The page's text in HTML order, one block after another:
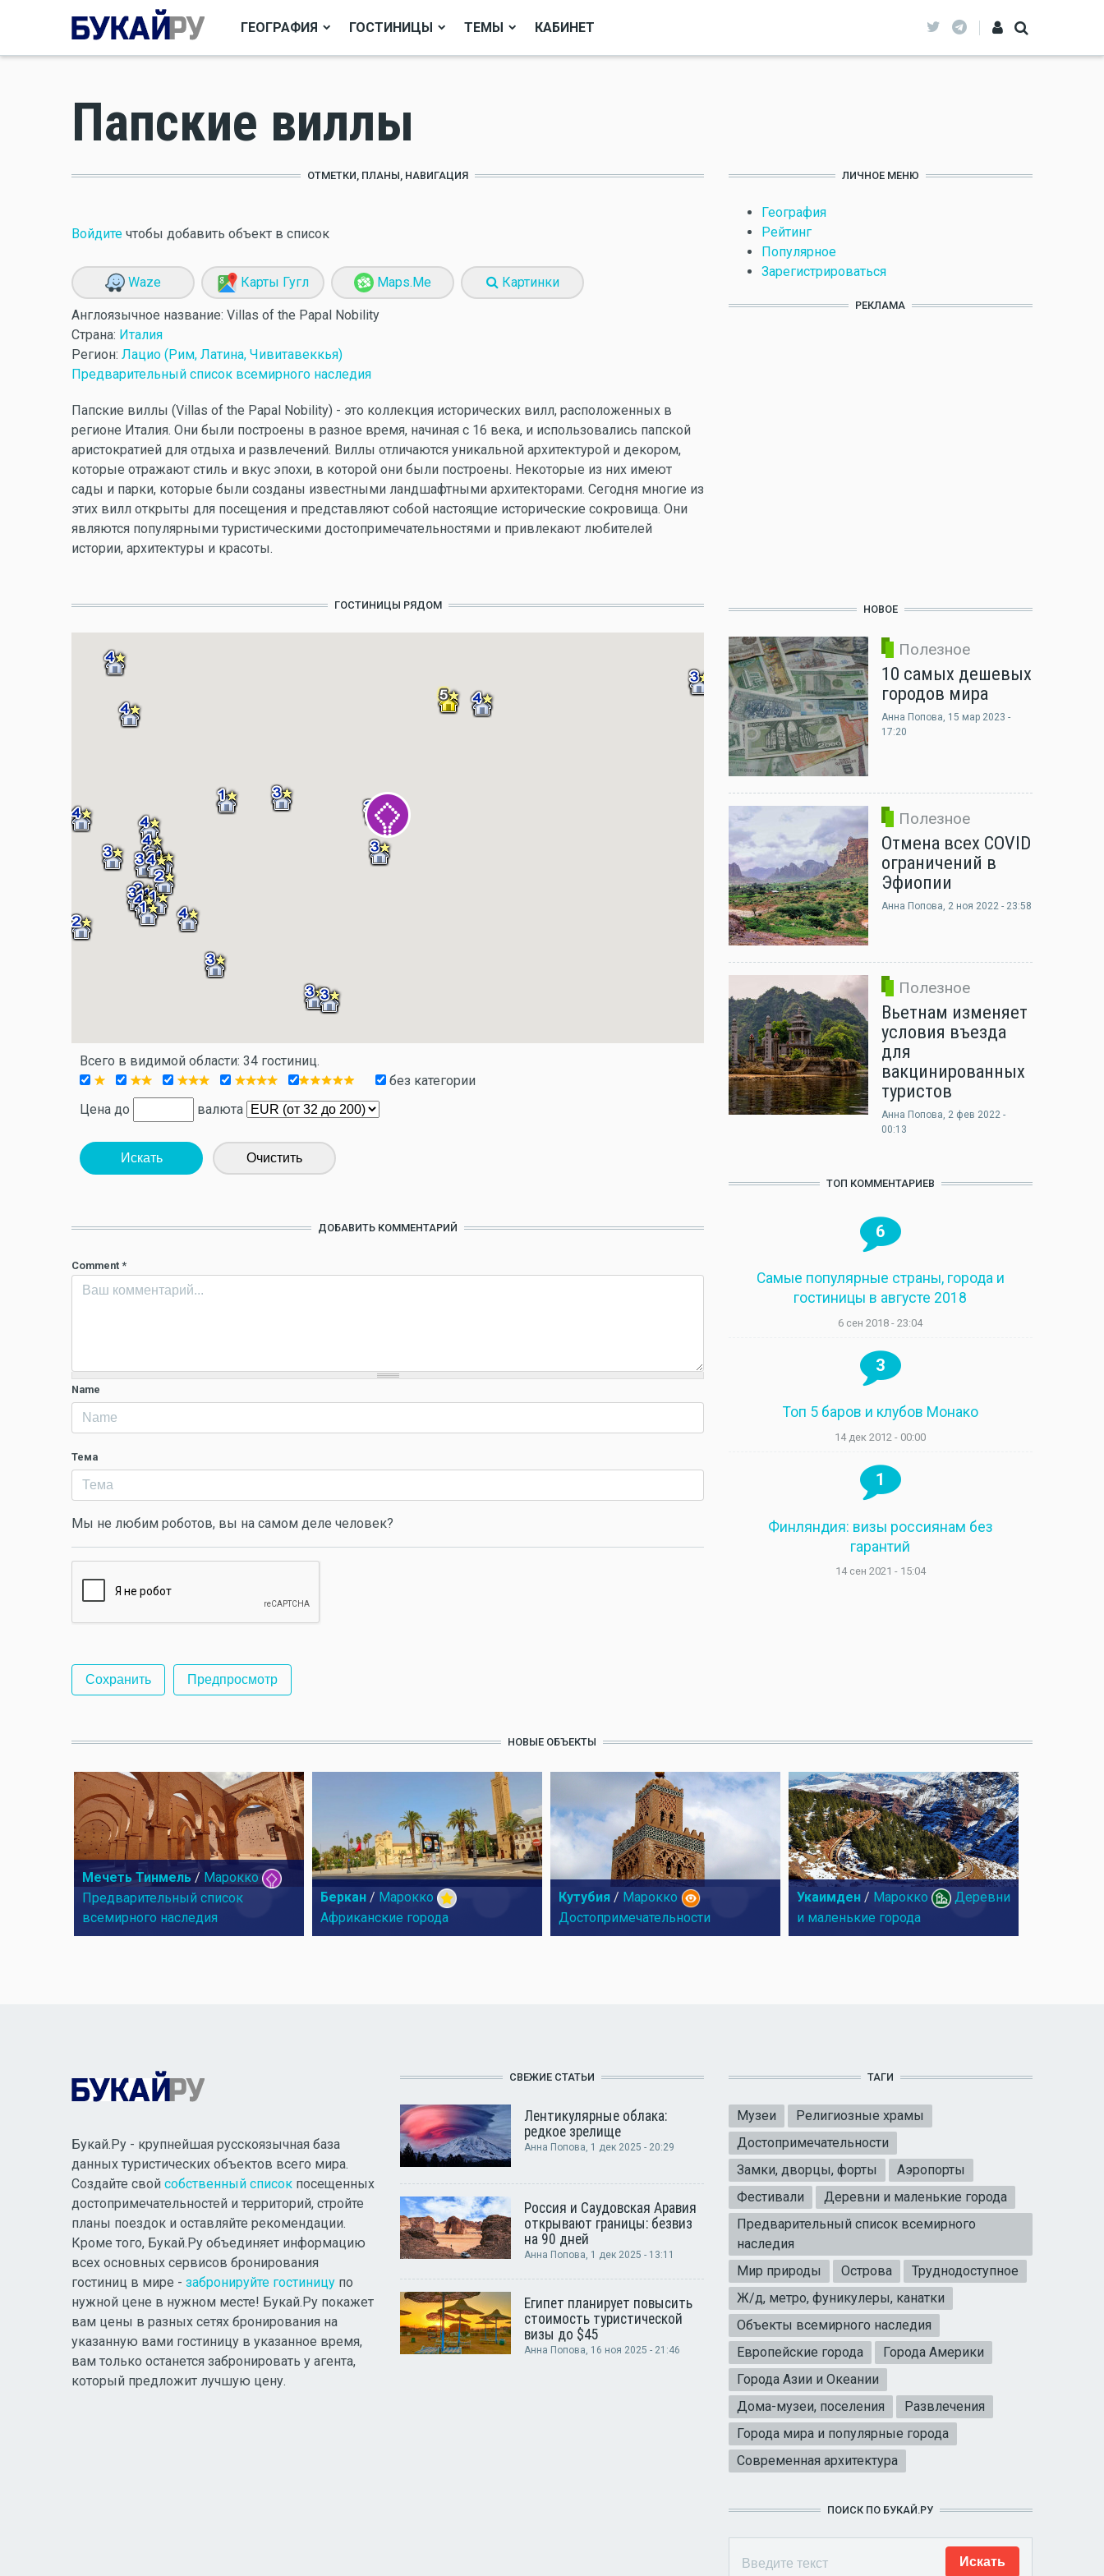
ГЕОГРАФИЯ ГОСТИНИЦЫ ТЕМЫ КАБИНЕТ
Папские виллы
ОТМЕТКИ, ПЛАНЫ, НАВИГАЦИЯ
Войдите чтобы добавить объект в список
Waze Карты Гугл Maps.Me Картинки
Англоязычное название: Villas of the Papal Nobility
Страна: Италия
Регион: Лацио (Рим, Латина, Чивитавеккья)
Предварительный список всемирного наследия
Папские виллы (Villas of the Papal Nobility) - это коллекция исторических вилл, расположенных в
регионе Италия. Они были построены в разное время, начиная с 16 века, и использовались папской
аристократией для отдыха и развлечений. Виллы отличаются уникальной архитектурой и декором,
которые отражают стиль и вкус эпохи, в которой они были построены. Некоторые из них имеют
сады и парки, которые были созданы известными ландшафтными архитекторами. Сегодня многие из
этих вилл открыты для посещения и представляют собой настоящие исторические сокровища. Они
являются популярными туристическими достопримечательностями и привлекают любителей
истории, архитектуры и красоты.
ГОСТИНИЦЫ РЯДОМ
Всего в видимой области: 34 гостиниц.
без категории
Цена до
валюта
Искать Очистить
ДОБАВИТЬ КОММЕНТАРИЙ
Comment *
Name
Тема
Мы не любим роботов, вы на самом деле человек?
ЛИЧНОЕ МЕНЮ
География
Рейтинг
Популярное
Зарегистрироваться
РЕКЛАМА
НОВОЕ
Полезное
10 самых дешевых
городов мира
Анна Попова, 15 мар 2023 -
17:20
Полезное
Отмена всех COVID
ограничений в
Эфиопии
Анна Попова, 2 ноя 2022 - 23:58
Полезное
Вьетнам изменяет
условия въезда
для
вакцинированных
туристов
Анна Попова, 2 фев 2022 -
00:13
ТОП КОММЕНТАРИЕВ
6
Самые популярные страны, города и
гостиницы в августе 2018
6 сен 2018 - 23:04
3
Топ 5 баров и клубов Монако
14 дек 2012 - 00:00
1
Финляндия: визы россиянам без
гарантий
14 сен 2021 - 15:04
НОВЫЕ ОБЪЕКТЫ
Мечеть Тинмель / Марокко
Предварительный список
всемирного наследия
Беркан / Марокко
Африканские города
Кутубия / Марокко
Достопримечательности
Укаимден / Марокко
Деревни
и маленькие города
Букай.Ру - крупнейшая русскоязычная база
данных туристических объектов всего мира.
Создайте свой собственный список посещенных
достопримечательностей и территорий, стройте
планы поездок и оставляйте рекомендации.
Кроме того, Букай.Ру объединяет информацию
всех основных сервисов бронирования
гостиниц в мире - забронируйте гостиницу по
нужной цене в нужном месте! Букай.Ру покажет
вам цены в разных сетях бронирования на
указанную вами гостиницу в указанное время,
вам только останется забронировать у агента,
который предложит лучшую цену.
СВЕЖИЕ СТАТЬИ
Лентикулярные облака:
редкое зрелище
Анна Попова, 1 дек 2025 - 20:29
Россия и Саудовская Аравия
открывают границы: безвиз
на 90 дней
Анна Попова, 1 дек 2025 - 13:11
Египет планирует повысить
стоимость туристической
визы до $45
Анна Попова, 16 ноя 2025 - 21:46
ТАГИ
Музеи
Религиозные храмы
Достопримечательности
Замки, дворцы, форты
Аэропорты
Фестивали
Деревни и маленькие города
Предварительный список всемирного
наследия
Мир природы
Острова
Труднодоступное
Ж/д, метро, фуникулеры, канатки
Объекты всемирного наследия
Европейские города
Города Америки
Города Азии и Океании
Дома-музеи, поселения
Развлечения
Города мира и популярные города
Современная архитектура
ПОИСК ПО БУКАЙ.РУ